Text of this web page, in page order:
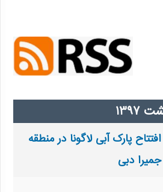
افتتاح پارک آبی لاگونا در منطقه
جمیرا دبی